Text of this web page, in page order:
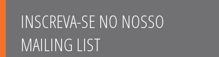
INSCREVA-SE NO NOSSO
MAILING LIST